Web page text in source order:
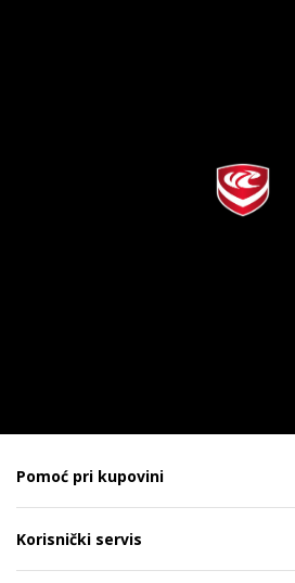
Pomoć pri kupovini
Korisnički servis